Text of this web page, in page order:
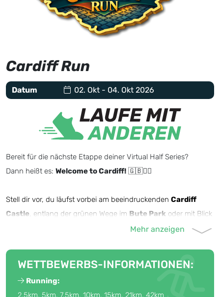
Cardiff Run
Datum 02. Okt - 04. Okt 2026
Bereit für die nächste Etappe deiner Virtual Half Series?
Dann heißt es: Welcome to Cardiff! 🇬🇧🏃‍♂️
Stell dir vor, du läufst vorbei am beeindruckenden Cardiff
Castle, entlang der grünen Wege im Bute Park oder mit Blick
. Genau diesen Mix aus Natur,
egal, wo du wirklich unterwegs bist.
Vom 2. bis 4. Oktober läufst du deinen Halbmarathon – oder
WETTBEWERBS-INFORMATIONEN:
Running:
2,5km, 5km, 7,5km, 10km, 15km, 21km, 42km